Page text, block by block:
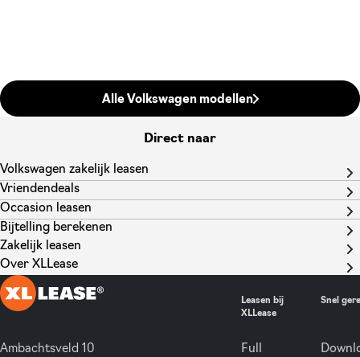
Alle Volkswagen modellen
Direct naar
Volkswagen zakelijk leasen
Vriendendeals
Occasion leasen
Bijtelling berekenen
Zakelijk leasen
Over XLLease
Ambachtsveld 10
Leasen bij
XLLease
Full
Snel